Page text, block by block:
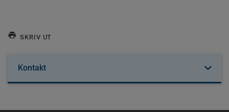
SKRIV UT
Kontakt